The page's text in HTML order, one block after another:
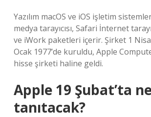
Yazılım macOS ve iOS işletim
medya tarayıcısı, Safari İnternet
ve iWork paketleri içerir. Şirket 1
Ocak 1977’de kuruldu, Apple
hisse şirketi haline geldi.
Apple 19 Şubat’ta
tanıtacak?